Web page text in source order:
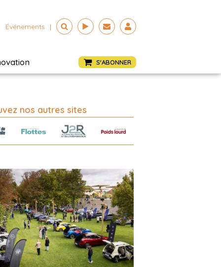
Événements |
S'ABONNER
nos autres sites